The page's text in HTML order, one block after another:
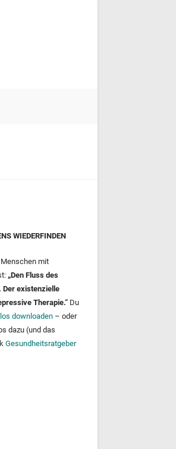
WIEDERFINDEN
mit
„Den Fluss des
Der existenzielle
Therapie.“ Du
downloaden – oder
dazu (und das
Gesundheitsratgeber